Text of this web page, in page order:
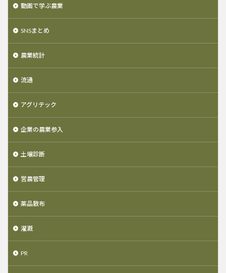
動画で学ぶ農業
SNSまとめ
農業統計
流通
アグリテック
企業の農業参入
土壌診断
営農管理
薬品散布
灌漑
PR